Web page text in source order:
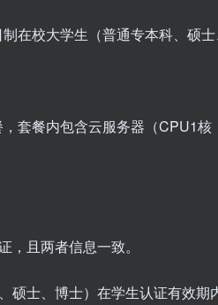
在校大学生（普通专本科、硕士
套餐内包含云服务器（CPU1核
，且两者信息一致。
士、博士）在学生认证有效期